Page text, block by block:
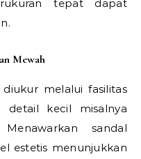
tepat dapat
Mewah
melalui fasilitas
detail kecil misalnya
sandal
estetis menunjukkan